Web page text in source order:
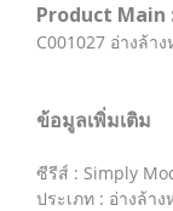
Product Main
C001027 อ่างล้า
ข้อมูลเพิ่มเติม
ซีรีส์ : Simply
ประเภท : อ่างล้า